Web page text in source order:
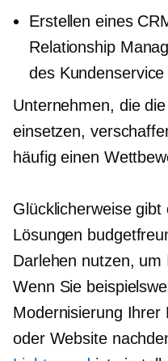
Erstellen eines
Relationship
des Kundenservice
Unternehmen, die
einsetzen,
häufig einen
Glücklicherweise
Lösungen
Darlehen nutzen, um
Wenn Sie
Modernisierung Ihrer
oder Website